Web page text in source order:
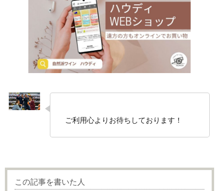
ご利用心よりお待ちしております！
この記事を書いた人